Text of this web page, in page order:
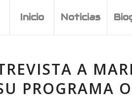
Inicio Noticias
A
PROGRAMA